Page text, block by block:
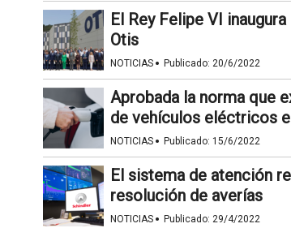
El Rey Felipe VI
Otis
NOTICIAS · Publicado: 20/6/2022
Aprobada la norma que
de vehículos eléctricos
NOTICIAS · Publicado: 15/6/2022
El sistema de atención
resolución de averías
NOTICIAS · Publicado: 29/4/2022